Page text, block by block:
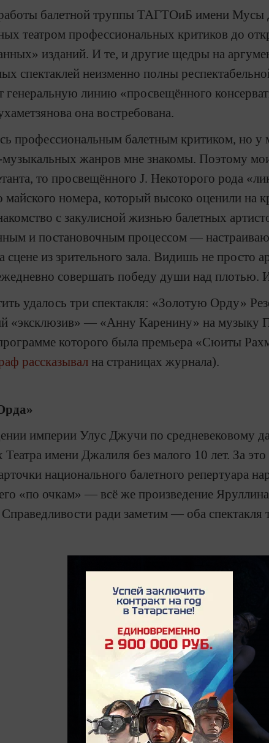
балетной труппы ТАГТОиБ имени Мусы
театром профессиональных критиков до
изданий. И те, и другие щедры на
спектаклей неизменно полны
генеральную линию «просвещённого
она востребована.
профессиональным балетным критиком, но у
музыкальных жанров мне знакомы. Поэтому
то просвещённого J. Некоторого рода
майского номера, который высоко оценили на
с закулисной жизнью балетных
и постановочным процессом —
сцене из зрительного зала. Видишь не
совершать победу души над
удалось три спектакля: «Золотую Орду»
«эксклюзив» — «Анну Каренину» на музыку
которого была премьера «Сюиты
рассказывал на страницах журнала).
империи Улус Джучи по средневековому
Театра имени Джалиля без малого 10 лет. За
национального балетного репертуара
«по очкам» — всё же произведение
ради заметим — оба спектакля